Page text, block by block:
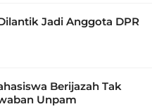
Jadi Anggota DPR
Berijazah Tak
Unpam